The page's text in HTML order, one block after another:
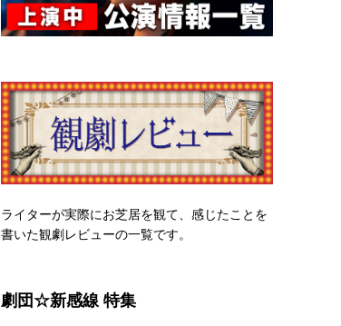
ライターが実際にお芝居を観て、感じたことを
書いた観劇レビューの一覧です。
劇団☆新感線 特集